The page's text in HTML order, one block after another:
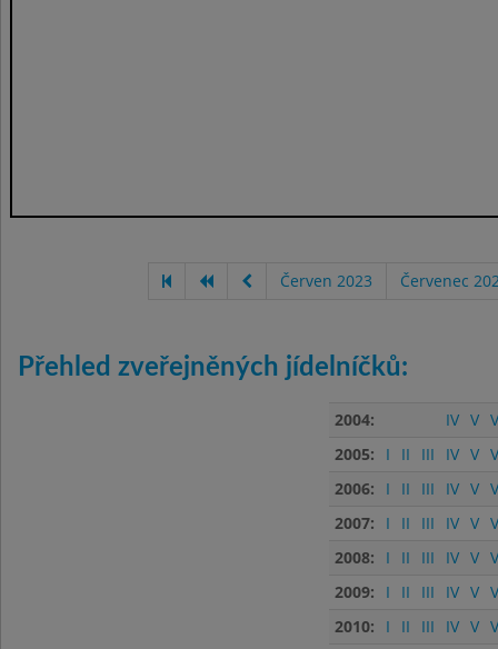
Červen 2023 Červenec
Přehled zveřejněných jídelníčků:
2004: IV V
2005:
I II III IV V
2006:
I II III IV V
2007:
I II III IV V
2008:
I II III IV V
2009:
I II III IV V
2010:
I II III IV V